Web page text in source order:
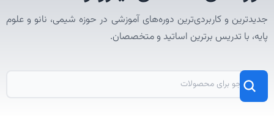
جدیدترین و کاربردی‌ترین دوره‌های آموزشی در حوزه شیمی، نانو و علوم
پایه، با تدریس برترین اساتید و متخصصان.